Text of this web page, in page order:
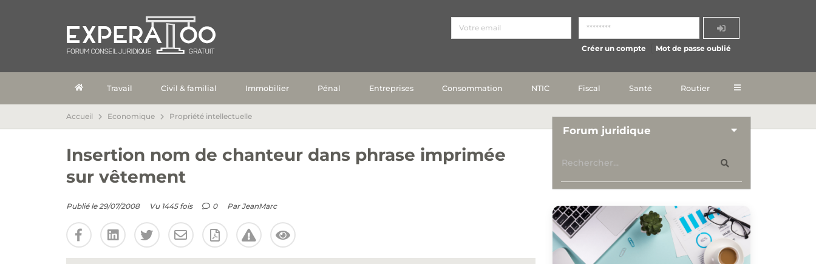
Créer un compte Mot de passe oublié
Travail Civil & familial Immobilier Pénal Entreprises Consommation NTIC Fiscal Santé Routier
Accueil Economique Propriété intellectuelle
Insertion nom de chanteur dans phrase imprimée
sur vêtement
Publié le 29/07/2008 Vu 1445 fois 0 ParJeanMarc
Forum juridique